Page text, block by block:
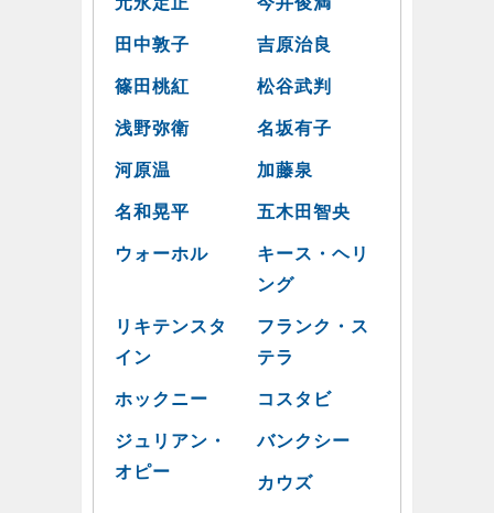
田中敦子 吉原治良
篠田桃紅 松谷武判
浅野弥衛 名坂有子
河原温 加藤泉
名和晃平 五木田智央
ウォーホル
キース・ヘリ
ング
リキテンスタ
イン
フランク・ス
テラ
ホックニー コスタビ
ジュリアン・
オピー
バンクシー
カウズ